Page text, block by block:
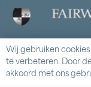
Handige links
Wij gebruiken
te verbeteren. Door
akkoord met ons